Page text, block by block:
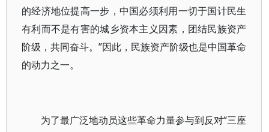
的经济地位提高一步，中国必须利用一切于国计民生
有利而不是有害的城乡资本主义因素，团结民族资产
阶级，共同奋斗。”因此，民族资产阶级也是中国革命
的动力之一。
为了最广泛地动员这些革命力量参与到反对“三座